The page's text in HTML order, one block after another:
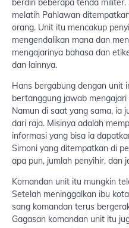
berdiri beberapa tenda
melatih Pahlawan
orang. Unit itu mencakup
mengendalikan mana dan
mengajarinya bahasa dan
dan lainnya.
Hans bergabung dengan unit
bertanggung jawab
Namun di saat yang sama, ia
dari raja. Misinya adalah
informasi yang bisa ia
Simoni yang ditempatkan di
apa pun, jumlah penyihir, dan
Komandan unit itu mungkin
Setelah meninggalkan ibu
sang komandan terus
Gagasan komandan unit itu